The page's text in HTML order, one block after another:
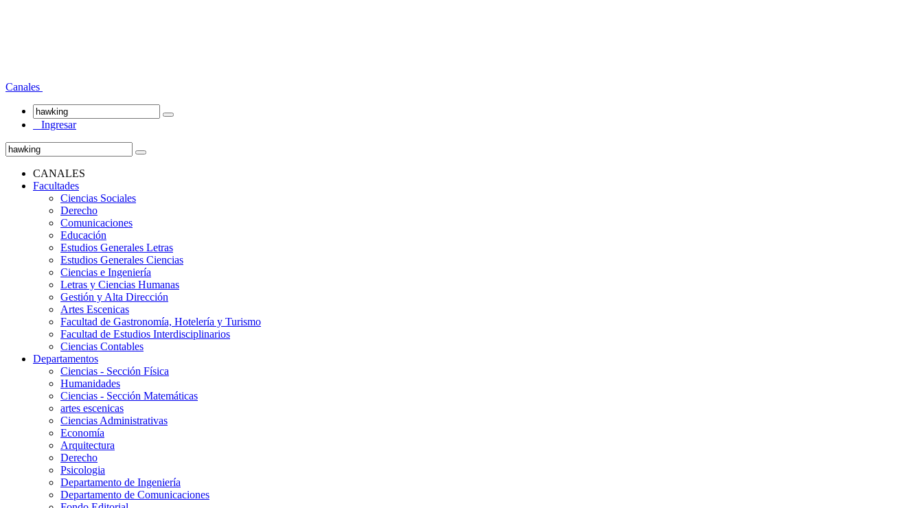
Canales
Ingresar
CANALES
Facultades
Ciencias Sociales
Derecho
Comunicaciones
Educación
Estudios Generales Letras
Estudios Generales Ciencias
Ciencias e Ingeniería
Letras y Ciencias Humanas
Gestión y Alta Dirección
Artes Escenicas
Facultad de Gastronomía, Hotelería y Turismo
Facultad de Estudios Interdisciplinarios
Ciencias Contables
Departamentos
Ciencias - Sección Física
Humanidades
Ciencias - Sección Matemáticas
artes escenicas
Ciencias Administrativas
Economía
Arquitectura
Derecho
Psicologia
Departamento de Ingeniería
Departamento de Comunicaciones